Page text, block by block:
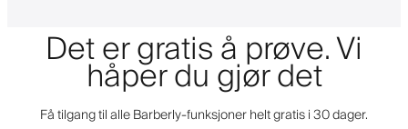
Det er gratis å prøve. Vi
håper du gjør det
Få tilgang til alle Barberly-funksjoner helt gratis i 30 dager.